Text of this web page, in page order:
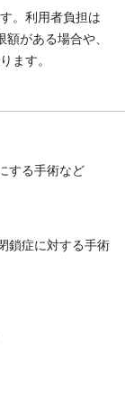
。利用者負担は
がある場合や、
ます。
する手術など
鎖症に対する手術